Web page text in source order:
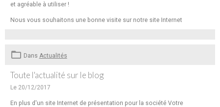
et agréable à utiliser !
Nous vous souhaitons une bonne visite sur notre site Internet
Dans Actualités
Toute l'actualité sur le blog
Le 20/12/2017
En plus d'un site Internet de présentation pour la société Votre